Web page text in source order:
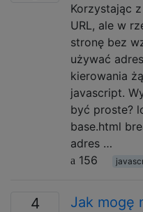
Korzystając
URL, ale w
stronę bez
używać
kierowania
javascript.
być proste?
base.html
adres …
156
4 Jak mogę